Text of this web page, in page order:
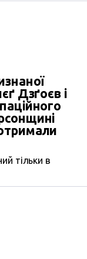
СБУ
в
агрессору.
что он
2023 года
Дзґоєв і
тільки в